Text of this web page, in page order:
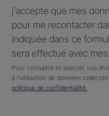
j'accepte que mes
pour me recontacter
indiquée dans ce
sera effectué avec
Pour connaitre et exercer vos
à l'utilisation de données
politique de confidentialité.